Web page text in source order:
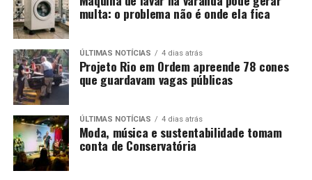
multa: o problema não é onde ela fica
ÚLTIMAS NOTÍCIAS 4 dias atrás
Projeto Rio em Ordem apreende 78 cones
que guardavam vagas públicas
ÚLTIMAS NOTÍCIAS 4 dias atrás
Moda, música e sustentabilidade tomam
conta de Conservatória